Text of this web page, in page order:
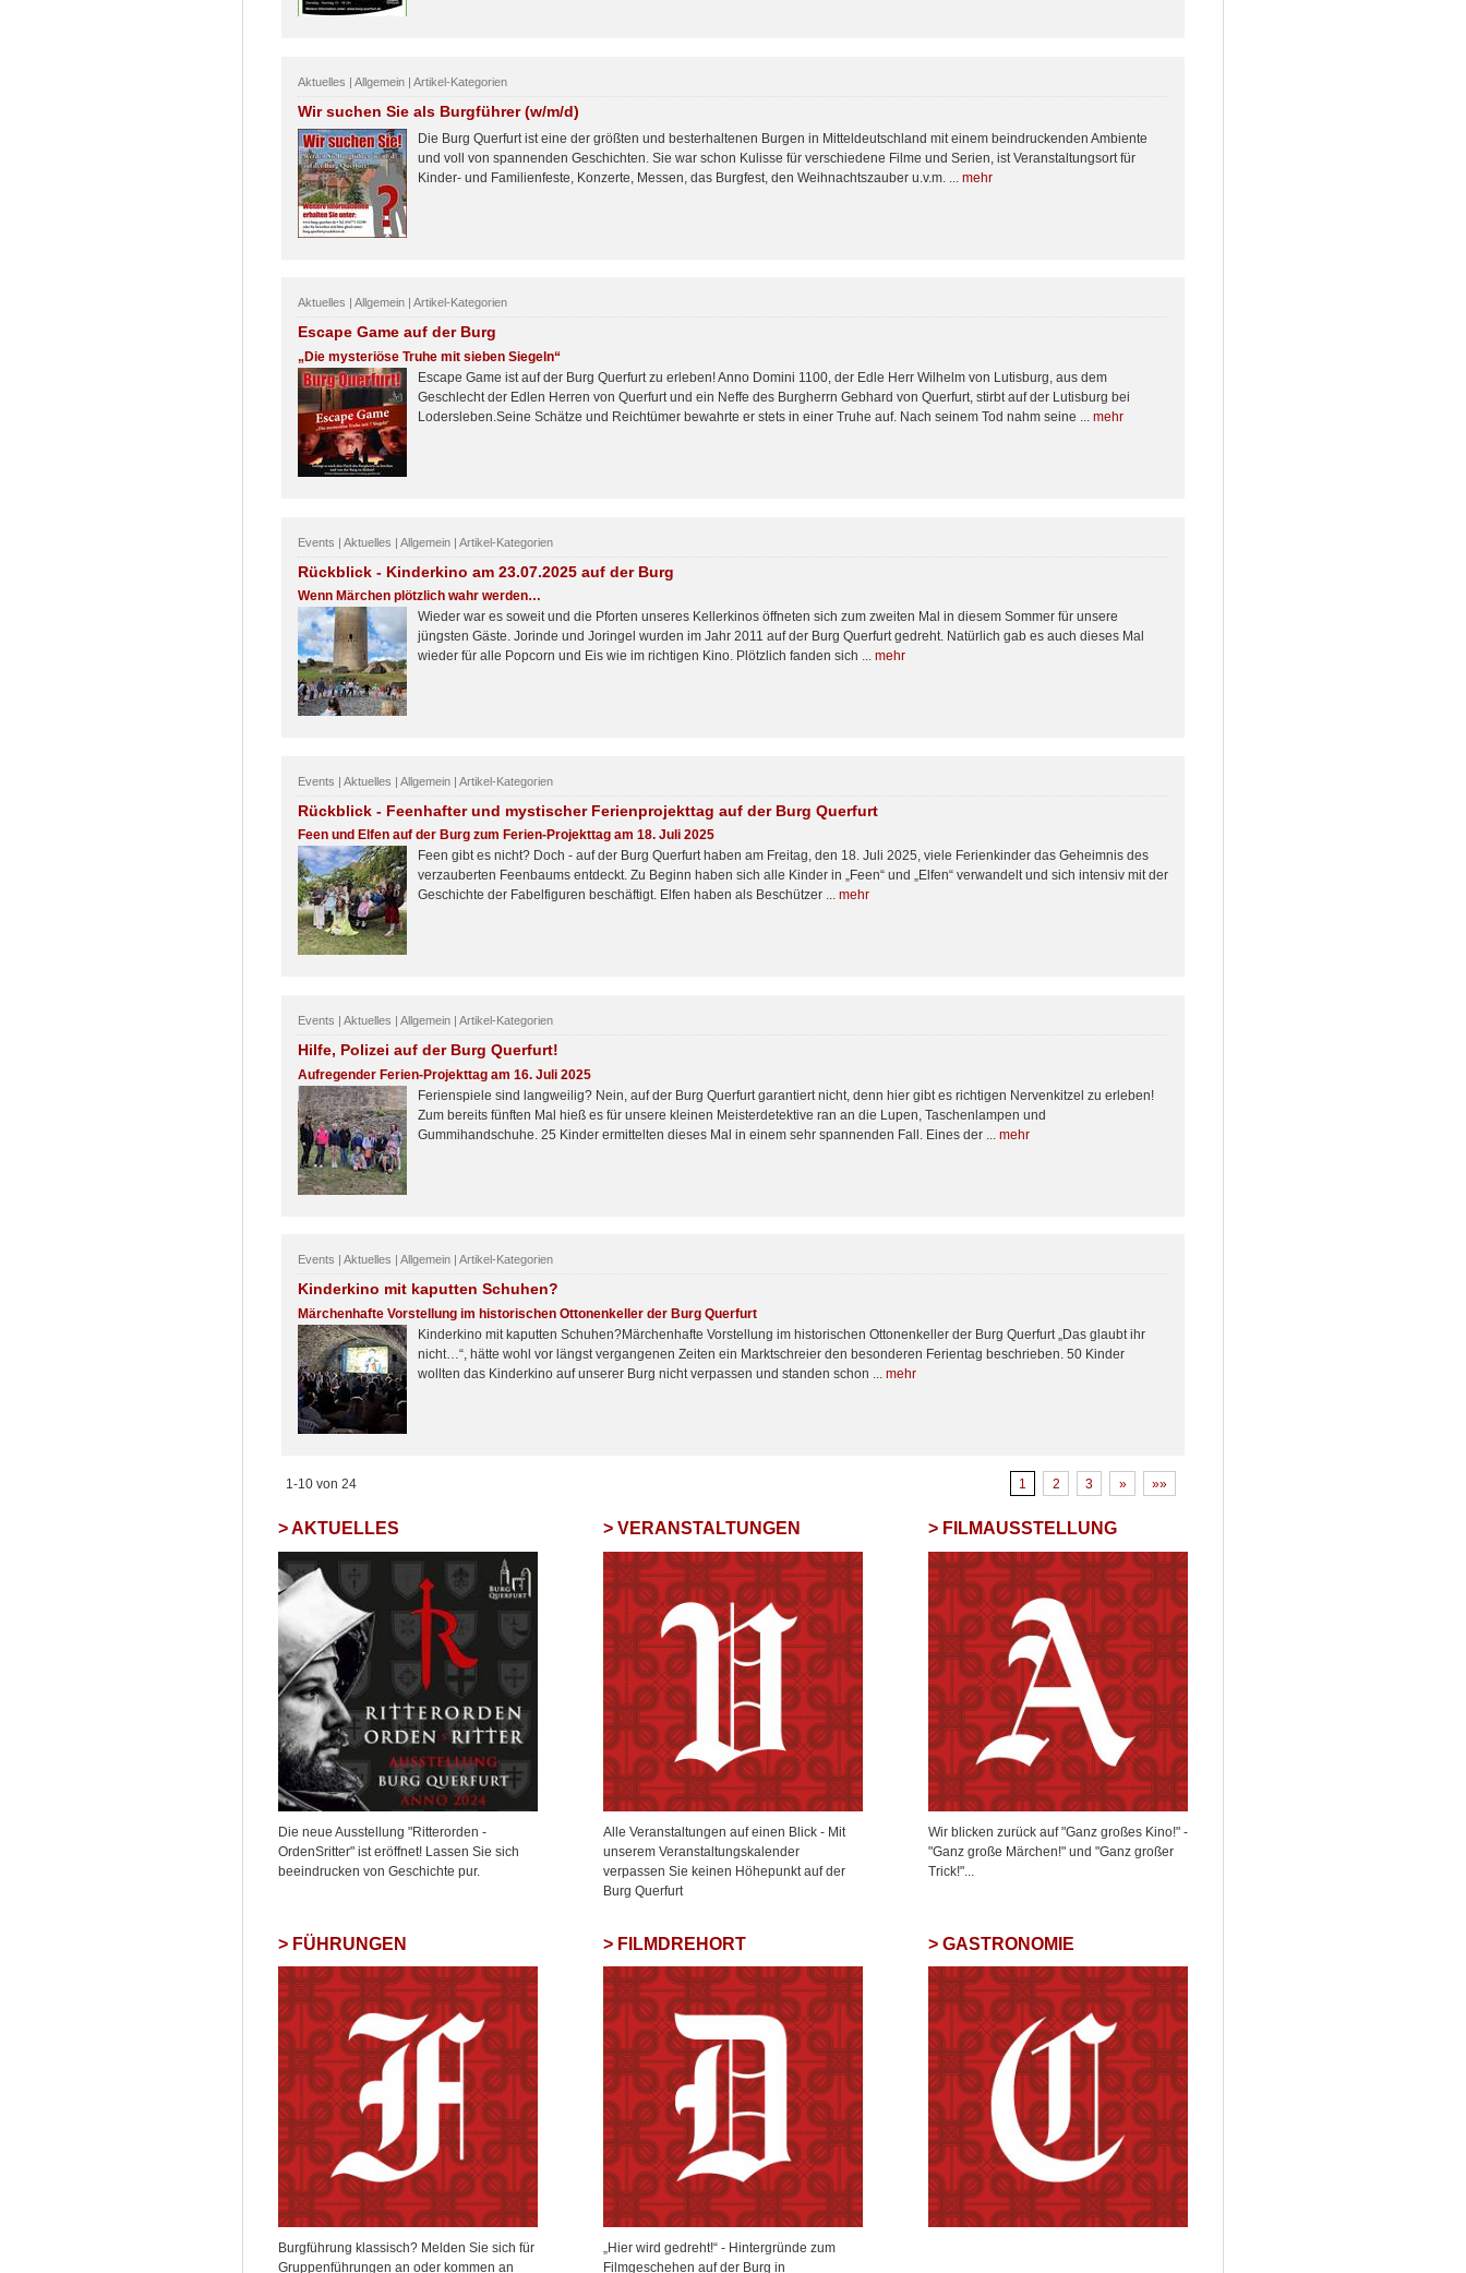
Aktuelles | Allgemein | Artikel-Kategorien
Wir suchen Sie als Burgführer (w/m/d)
Die Burg Querfurt ist eine der größten und besterhaltenen Burgen in Mitteldeutschland mit einem beindruckenden Ambiente
und voll von spannenden Geschichten. Sie war schon Kulisse für verschiedene Filme und Serien, ist Veranstaltungsort für
Kinder- und Familienfeste, Konzerte, Messen, das Burgfest, den Weihnachtszauber u.v.m. ... mehr
Aktuelles | Allgemein | Artikel-Kategorien
Escape Game auf der Burg
„Die mysteriöse Truhe mit sieben Siegeln“
Escape Game ist auf der Burg Querfurt zu erleben! Anno Domini 1100, der Edle Herr Wilhelm von Lutisburg, aus dem
Geschlecht der Edlen Herren von Querfurt und ein Neffe des Burgherrn Gebhard von Querfurt, stirbt auf der Lutisburg bei
Lodersleben.Seine Schätze und Reichtümer bewahrte er stets in einer Truhe auf. Nach seinem Tod nahm seine ... mehr
Events | Aktuelles | Allgemein | Artikel-Kategorien
Rückblick - Kinderkino am 23.07.2025 auf der Burg
Wenn Märchen plötzlich wahr werden…
Wieder war es soweit und die Pforten unseres Kellerkinos öffneten sich zum zweiten Mal in diesem Sommer für unsere
jüngsten Gäste. Jorinde und Joringel wurden im Jahr 2011 auf der Burg Querfurt gedreht. Natürlich gab es auch dieses Mal
wieder für alle Popcorn und Eis wie im richtigen Kino. Plötzlich fanden sich ... mehr
Events | Aktuelles | Allgemein | Artikel-Kategorien
Rückblick - Feenhafter und mystischer Ferienprojekttag auf der Burg Querfurt
Feen und Elfen auf der Burg zum Ferien-Projekttag am 18. Juli 2025
Feen gibt es nicht? Doch - auf der Burg Querfurt haben am Freitag, den 18. Juli 2025, viele Ferienkinder das Geheimnis des
verzauberten Feenbaums entdeckt. Zu Beginn haben sich alle Kinder in „Feen“ und „Elfen“ verwandelt und sich intensiv mit der
Geschichte der Fabelfiguren beschäftigt. Elfen haben als Beschützer ... mehr
Events | Aktuelles | Allgemein | Artikel-Kategorien
Hilfe, Polizei auf der Burg Querfurt!
Aufregender Ferien-Projekttag am 16. Juli 2025
Ferienspiele sind langweilig? Nein, auf der Burg Querfurt garantiert nicht, denn hier gibt es richtigen Nervenkitzel zu erleben!
Zum bereits fünften Mal hieß es für unsere kleinen Meisterdetektive ran an die Lupen, Taschenlampen und
Gummihandschuhe. 25 Kinder ermittelten dieses Mal in einem sehr spannenden Fall. Eines der ... mehr
Events | Aktuelles | Allgemein | Artikel-Kategorien
Kinderkino mit kaputten Schuhen?
Märchenhafte Vorstellung im historischen Ottonenkeller der Burg Querfurt
Kinderkino mit kaputten Schuhen?Märchenhafte Vorstellung im historischen Ottonenkeller der Burg Querfurt „Das glaubt ihr
nicht…“, hätte wohl vor längst vergangenen Zeiten ein Marktschreier den besonderen Ferientag beschrieben. 50 Kinder
wollten das Kinderkino auf unserer Burg nicht verpassen und standen schon ... mehr
1-10 von 24 1 2 3 » »»
AKTUELLES
Die neue Ausstellung "Ritterorden -
OrdenSritter" ist eröffnet! Lassen Sie sich
beeindrucken von Geschichte pur.
VERANSTALTUNGEN
Alle Veranstaltungen auf einen Blick - Mit
unserem Veranstaltungskalender
verpassen Sie keinen Höhepunkt auf der
Burg Querfurt
FILMAUSSTELLUNG
Wir blicken zurück auf "Ganz großes Kino!" -
"Ganz große Märchen!" und "Ganz großer
Trick!"...
FÜHRUNGEN
Burgführung klassisch? Melden Sie sich für
Gruppenführungen an oder kommen an
FILMDREHORT
„Hier wird gedreht!“ - Hintergründe zum
Filmgeschehen auf der Burg in
GASTRONOMIE